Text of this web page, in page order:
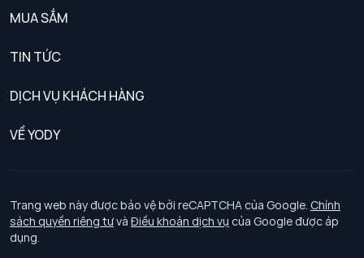
MUA SẮM
TIN TỨC
DỊCH VỤ KHÁCH HÀNG
Chính sách khách hàng thân thiết
Chính sách bảo vệ dữ liệu cá nhân
Chính sách thanh toán, giao nhận
VỀ YODY
Tuyển dụng
Trang web này được bảo vệ bởi reCAPTCHA của Google. Chính
sách quyền riêng tưvà Điều khoản dịch vụ của Google được áp
dụng.